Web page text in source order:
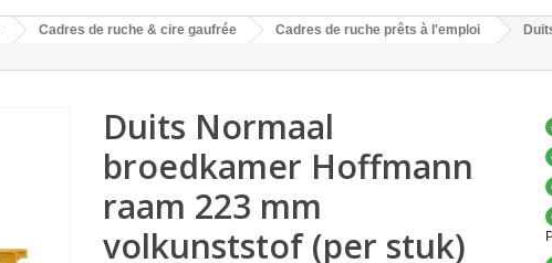
Cadres de ruche & cire gaufrée Cadres de ruche prêts à l'emploi
Duits Normaal
broedkamer Hoffmann
raam 223 mm
volkunststof (per stuk)